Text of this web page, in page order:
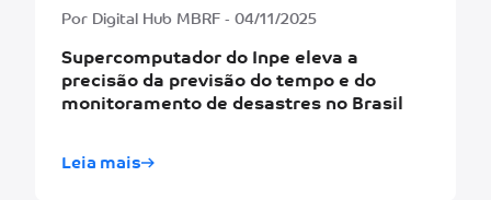
Por Digital Hub MBRF - 04/11/2025
Supercomputador do Inpe eleva a
precisão da previsão do tempo e do
monitoramento de desastres no Brasil
Leia mais